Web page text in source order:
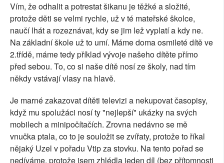
Vím, že odhalit a potrestat šikanu je těžké a složité,
protože děti se velmi rychle, už v té mateřské školce,
naučí lhát a rozeznávat, kdy se jim lež vyplatí a kdy ne.
Na základní škole už to umí. Máme doma osmileté dítě ve
2.třídě, máme tedy příklad vývoje našeho dítěte přímo
před sebou. To, co si naše dítě nosí ze školy, nad tím
někdy vstávají vlasy na hlavě.
Je marné zakazovat dítěti televizi a nekupovat časopisy,
když mu spolužáci nosí ty "nejlepší" ukázky na svých
mobilech a minipočítačích. Zrovna nedávno se mě
vnučka ptala, co to je souložit se zvířaty, protože to říkal
nějaký Uzel v pořadu Vtip za stovku. Na tento pořad se
nedíváme, protože jsem zhlédla jeden díl (bez přítomnosti